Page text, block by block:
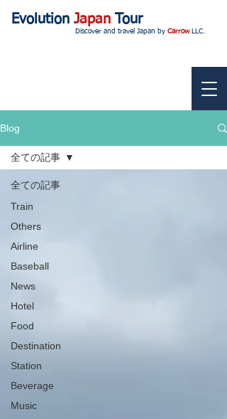
Evolution Japan Tour
Discover and travel Japan by CarrowLLC.
Blog
全ての記事
Train
Others
Airline
Baseball
News
Hotel
Food
Destination
Station
Beverage
Music
全ての記事